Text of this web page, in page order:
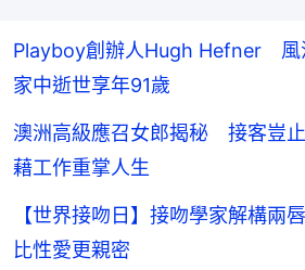
Playboy創辦人Hugh Hefner
家中逝世享年91歲
澳洲高級應召女郎揭秘 接客豈
藉工作重掌人生
【世界接吻日】接吻學家解構兩
比性愛更親密